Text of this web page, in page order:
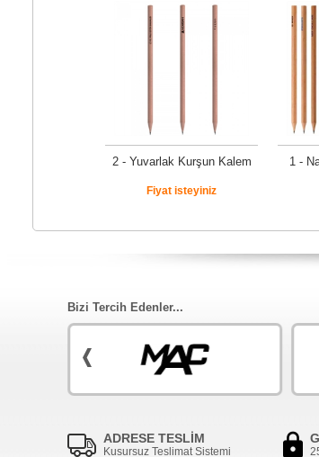
2 - Yuvarlak Kurşun Kalem
Fiyat isteyiniz
1 -
Bizi Tercih Edenler...
ADRESE TESLİM
Kusursuz Teslimat Sistemi